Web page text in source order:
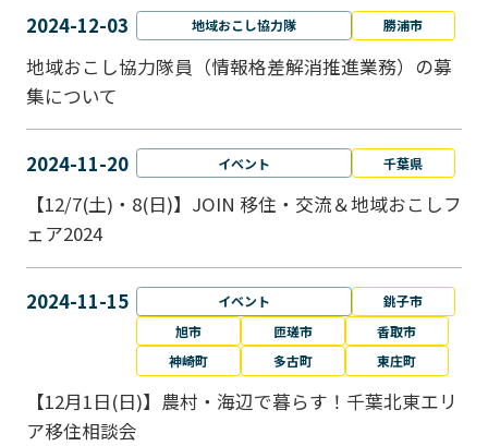
2024-12-03 地域おこし協力隊 勝浦市
地域おこし協力隊員（情報格差解消推進業務）の募
集について
2024-11-20 イベント 千葉県
【12/7(土)・8(日)】JOIN 移住・交流＆地域おこしフ
ェア2024
2024-11-15 イベント
銚子市
旭市
匝瑳市
香取市
神崎町
多古町 東庄町
【12月1日(日)】農村・海辺で暮らす！千葉北東エリ
ア移住相談会